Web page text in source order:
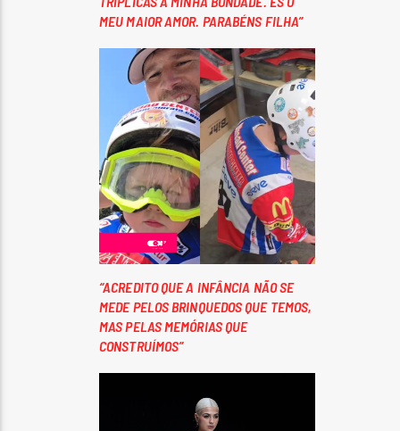
MEU MAIOR AMOR. PARABÉNS FILHA”
“ACREDITO QUE A INFÂNCIA NÃO SE
MEDE PELOS BRINQUEDOS QUE TEMOS,
MAS PELAS MEMÓRIAS QUE
CONSTRUÍMOS”